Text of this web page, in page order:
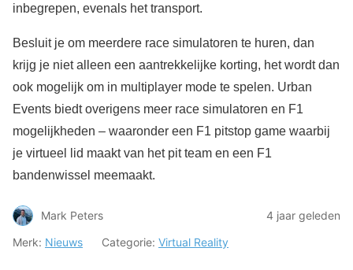
inbegrepen, evenals het transport.
Besluit je om meerdere race simulatoren te huren, dan
krijg je niet alleen een aantrekkelijke korting, het wordt dan
ook mogelijk om in multiplayer mode te spelen. Urban
Events biedt overigens meer race simulatoren en F1
mogelijkheden – waaronder een F1 pitstop game waarbij
je virtueel lid maakt van het pit team en een F1
bandenwissel meemaakt.
Mark Peters
4 jaar geleden
Merk: Nieuws Categorie: Virtual Reality